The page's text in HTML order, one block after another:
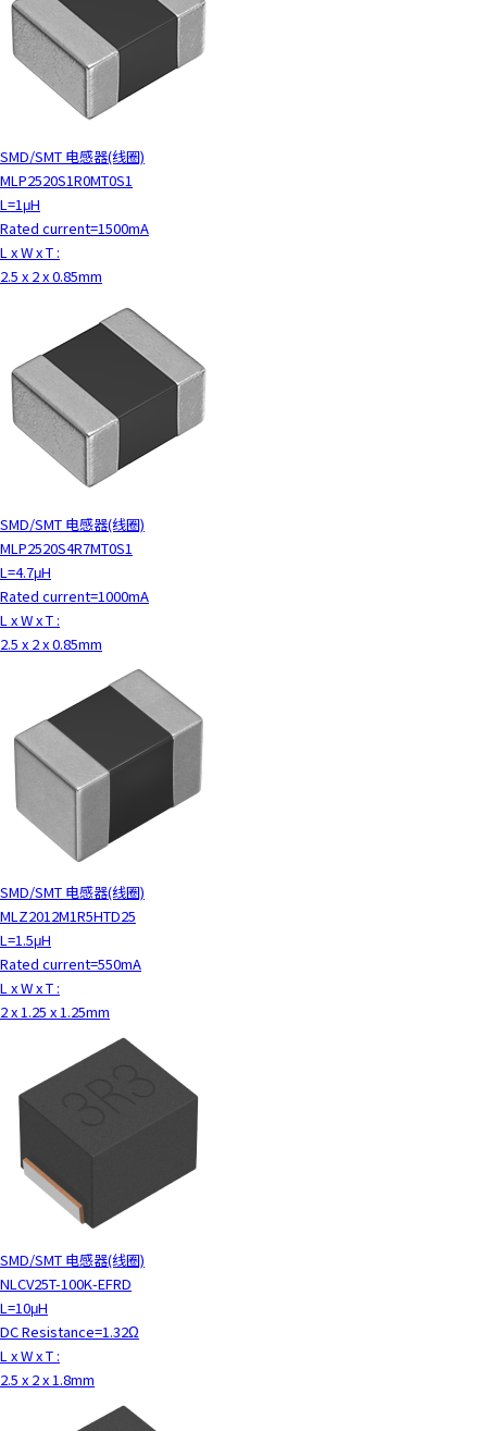
SMD/SMT 电感器(线圈)
MLP2520S1R0MT0S1
L=1μH
Rated current=1500mA
L x W x T :
2.5 x 2 x 0.85mm
SMD/SMT 电感器(线圈)
MLP2520S4R7MT0S1
L=4.7μH
Rated current=1000mA
L x W x T :
2.5 x 2 x 0.85mm
SMD/SMT 电感器(线圈)
MLZ2012M1R5HTD25
L=1.5μH
Rated current=550mA
L x W x T :
2 x 1.25 x 1.25mm
SMD/SMT 电感器(线圈)
NLCV25T-100K-EFRD
L=10μH
DC Resistance=1.32Ω
L x W x T :
2.5 x 2 x 1.8mm